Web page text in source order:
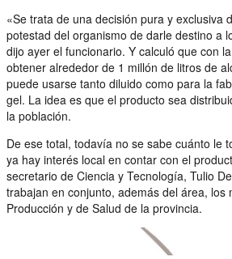
«Se trata de una decisión pura y exclusiva
potestad del organismo de darle destino a
dijo ayer el funcionario. Y calculó que con
obtener alrededor de 1 millón de litros de
puede usarse tanto diluido como para la
gel. La idea es que el producto sea
la población.
De ese total, todavía no se sabe cuánto le
ya hay interés local en contar con el
secretario de Ciencia y Tecnología, Tulio
trabajan en conjunto, además del área, los
Producción y de Salud de la provincia.